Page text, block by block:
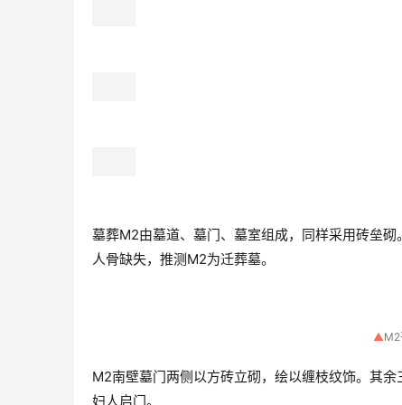
▲M2